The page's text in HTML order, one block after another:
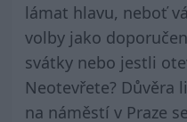
lámat hlavu, neboť
volby jako
svátky nebo jestli
Neotevřete? Důvěra
na náměstí v Praze